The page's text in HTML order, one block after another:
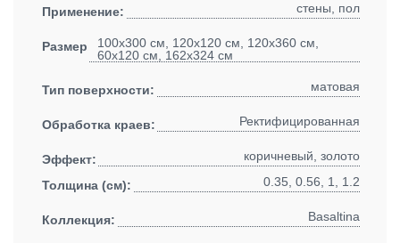
Применение: стены, пол
Размеры:100x300 см, 120x120 см, 120x360 см,
60x120 см, 162x324 см
Тип поверхности: матовая
Обработка краев: Ректифицированная
Эффект: коричневый, золото
Толщина (см): 0.35, 0.56, 1, 1.2
Коллекция: Basaltina